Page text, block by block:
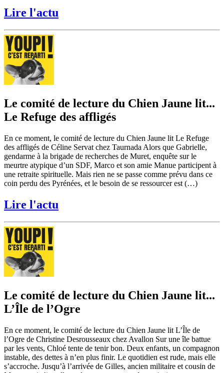
Lire l'actu
Le comité de lecture du Chien Jaune lit...
Le Refuge des affligés
En ce moment, le comité de lecture du Chien Jaune lit Le Refuge
des affligés de Céline Servat chez Taurnada Alors que Gabrielle,
gendarme à la brigade de recherches de Muret, enquête sur le
meurtre atypique d’un SDF, Marco et son amie Manue participent à
une retraite spirituelle. Mais rien ne se passe comme prévu dans ce
coin perdu des Pyrénées, et le besoin de se ressourcer est (…)
Lire l'actu
Le comité de lecture du Chien Jaune lit...
L’Île de l’Ogre
En ce moment, le comité de lecture du Chien Jaune lit L’Île de
l’Ogre de Christine Desrousseaux chez Avallon Sur une île battue
par les vents, Chloé tente de tenir bon. Deux enfants, un compagnon
instable, des dettes à n’en plus finir. Le quotidien est rude, mais elle
s’accroche. Jusqu’à l’arrivée de Gilles, ancien militaire et cousin de